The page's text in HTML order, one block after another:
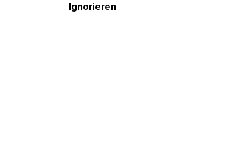
Ignorieren